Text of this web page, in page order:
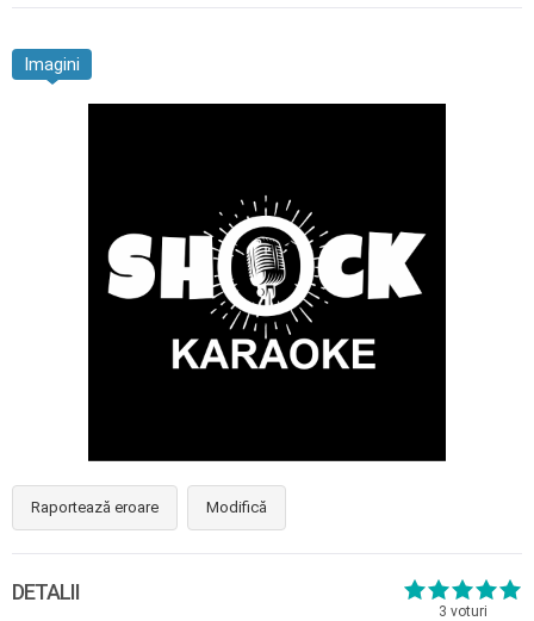
Imagini
Raportează eroare Modifică
3 voturi
DETALII